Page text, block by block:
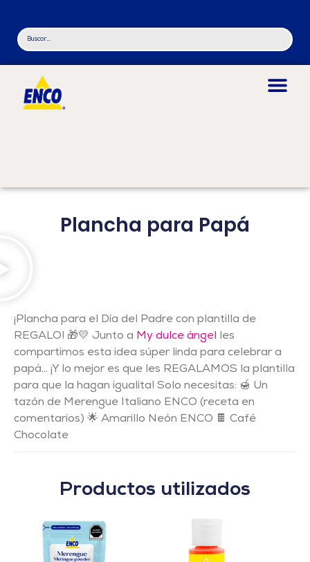
Plancha para Papá
¡Plancha para el Día del Padre con plantilla de
REGALO! 🎁💛 Junto a My dulce ángel les
compartimos esta idea súper linda para celebrar a
papá… ¡Y lo mejor es que les REGALAMOS la plantilla
para que la hagan igualita! Solo necesitas: 🍯 Un
tazón de Merengue Italiano ENCO (receta en
comentarios) 🌟 Amarillo Neón ENCO 🍫 Café
Chocolate
Productos utilizados